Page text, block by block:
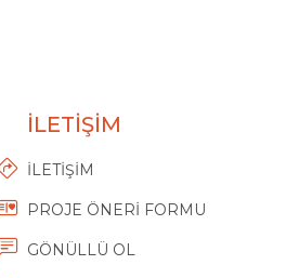
İLETİŞİM
İLETİŞİM
PROJE ÖNERİ FORMU
GÖNÜLLÜ OL